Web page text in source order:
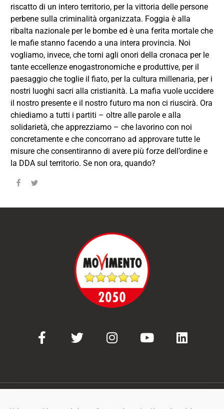
riscatto di un intero territorio, per la vittoria delle persone
perbene sulla criminalità organizzata. Foggia è alla
ribalta nazionale per le bombe ed è una ferita mortale che
le mafie stanno facendo a una intera provincia. Noi
vogliamo, invece, che torni agli onori della cronaca per le
tante eccellenze enogastronomiche e produttive, per il
paesaggio che toglie il fiato, per la cultura millenaria, per i
nostri luoghi sacri alla cristianità. La mafia vuole uccidere
il nostro presente e il nostro futuro ma non ci riuscirà. Ora
chiediamo a tutti i partiti – oltre alle parole e alla
solidarietà, che apprezziamo – che lavorino con noi
concretamente e che concorrano ad approvare tutte le
misure che consentiranno di avere più forze dell’ordine e
la DDA sul territorio. Se non ora, quando?